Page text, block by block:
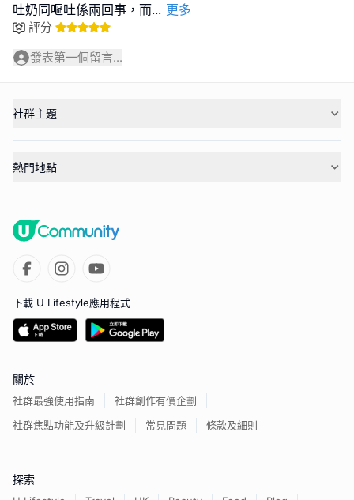
吐奶同嘔吐係兩回事，而... 更多
評分
發表第一個留言...
社群主題
熱門地點
下載 U Lifestyle應用程式
關於
社群最強使用指南
社群創作有價企劃
社群焦點功能及升級計劃
常見問題 條款及細則
探索